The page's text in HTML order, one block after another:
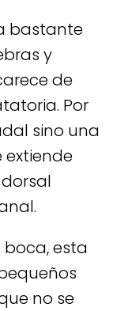
bastante
y
de
Por
sino una
extiende
boca, esta
no se